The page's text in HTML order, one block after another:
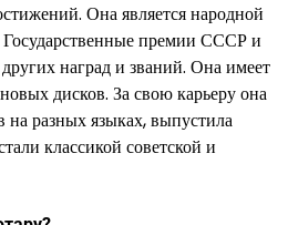
Она является народной
премии СССР и
наград и званий. Она имеет
дисков. За свою карьеру она
на разных языках, выпустила
классикой советской и